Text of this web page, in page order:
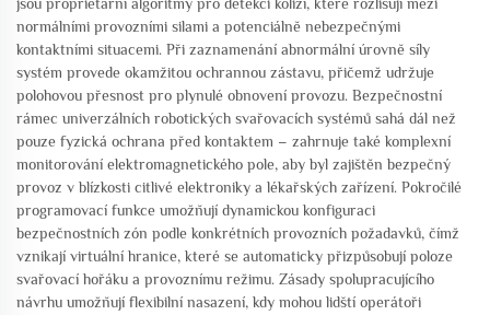
normálními provozními silami a potenciálně nebezpečnými
kontaktními situacemi. Při zaznamenání abnormální úrovně síly
systém provede okamžitou ochrannou zástavu, přičemž udržuje
polohovou přesnost pro plynulé obnovení provozu. Bezpečnostní
rámec univerzálních robotických svařovacích systémů sahá dál než
pouze fyzická ochrana před kontaktem – zahrnuje také komplexní
monitorování elektromagnetického pole, aby byl zajištěn bezpečný
provoz v blízkosti citlivé elektroniky a lékařských zařízení. Pokročilé
programovací funkce umožňují dynamickou konfiguraci
bezpečnostních zón podle konkrétních provozních požadavků, čímž
vznikají virtuální hranice, které se automaticky přizpůsobují poloze
svařovací hořáku a provoznímu režimu. Zásady spolupracujícího
návrhu umožňují flexibilní nasazení, kdy mohou lidští operátoři